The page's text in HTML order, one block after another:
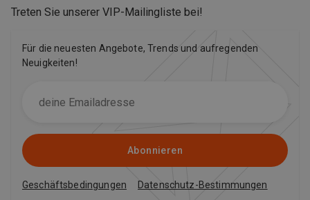
Treten Sie unserer VIP-Mailingliste bei!
Für die neuesten Angebote, Trends und aufregenden
Neuigkeiten!
Abonnieren
Geschäftsbedingungen Datenschutz-Bestimmungen